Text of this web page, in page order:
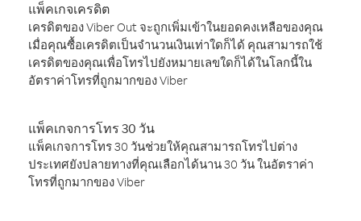
แพ็คเกจเครดิต
เครดิตของ Viber Out จะถูกเพิ่มเข้าในยอดคงเหลือของคุณ
เมื่อคุณซื้อเครดิตเป็นจำนวนเงินเท่าใดก็ได้ คุณสามารถใช้
เครดิตของคุณเพื่อโทรไปยังหมายเลขใดก็ได้ในโลกนี้ใน
อัตราค่าโทรที่ถูกมากของ Viber
แพ็คเกจการโทร 30 วัน
แพ็คเกจการโทร 30 วันช่วยให้คุณสามารถโทรไปต่าง
ประเทศยังปลายทางที่คุณเลือกได้นาน 30 วัน ในอัตราค่า
โทรที่ถูกมากของ Viber